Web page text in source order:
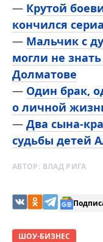
— Крутой
кончился
— Мальчик с
могли не
Долматове
— Один брак,
о личной
— Два сына-
судьбы детей
АВТОР: ВЛАД РИГА
ШОУ-БИЗНЕС